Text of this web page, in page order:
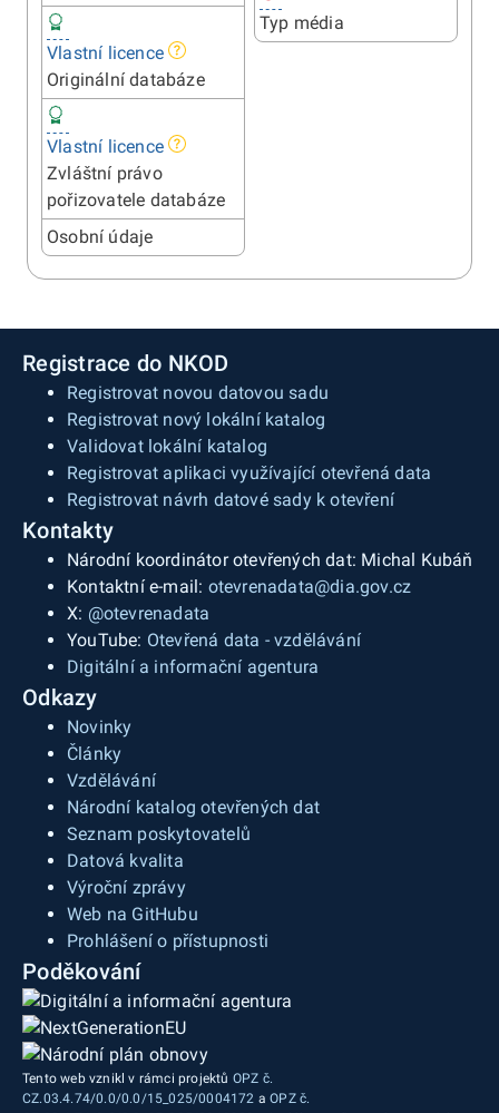
Vlastní licence
Originální databáze
Vlastní licence
Zvláštní právo
pořizovatele databáze
Osobní údaje
Typ média
Registrace do NKOD
Registrovat novou datovou sadu
Registrovat nový lokální katalog
Validovat lokální katalog
Registrovat aplikaci využívající otevřená data
Registrovat návrh datové sady k otevření
Kontakty
Národní koordinátor otevřených dat: Michal Kubáň
Kontaktní e-mail: otevrenadata@dia.gov.cz
X: @otevrenadata
YouTube: Otevřená data - vzdělávání
Digitální a informační agentura
Odkazy
Novinky
Články
Vzdělávání
Národní katalog otevřených dat
Seznam poskytovatelů
Datová kvalita
Výroční zprávy
Web na GitHubu
Prohlášení o přístupnosti
Poděkování
Tento web vznikl v rámci projektů OPZ č.
CZ.03.4.74/0.0/0.0/15_025/0004172 aOPZ č.